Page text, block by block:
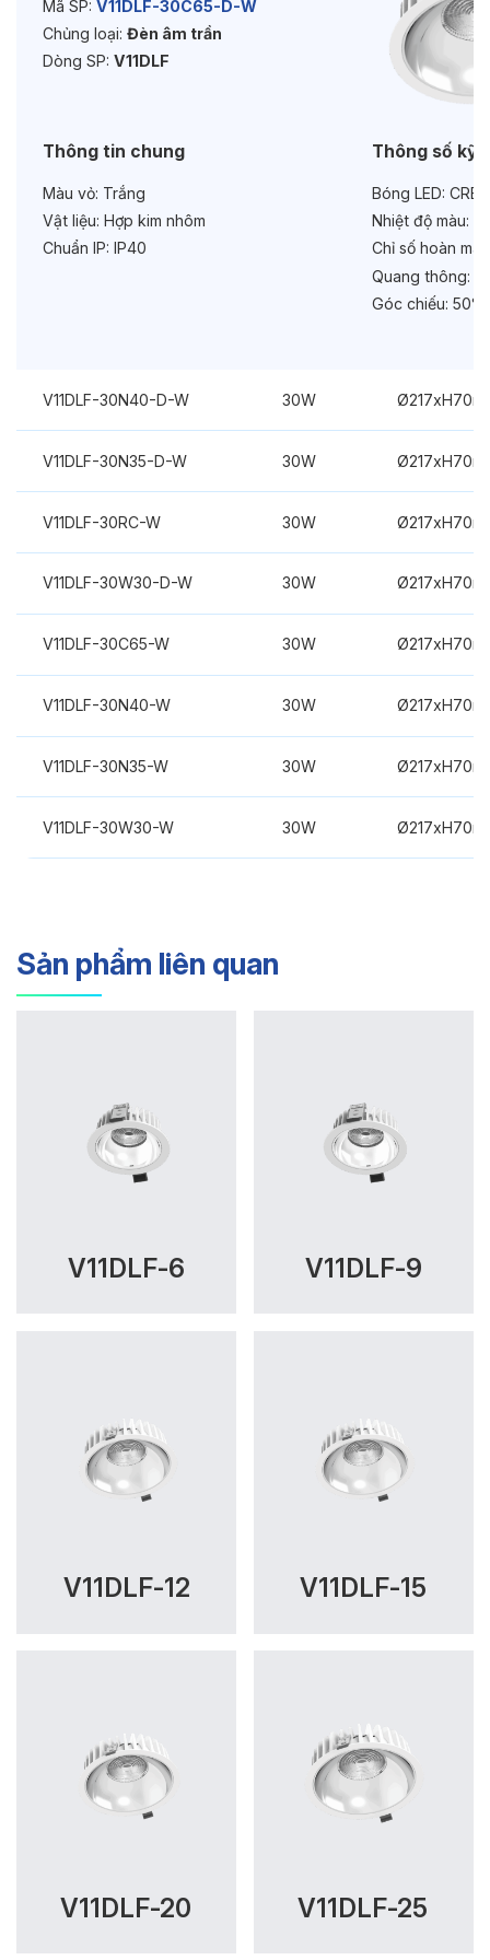
Mã SP: V11DLF-30C65-D-W
Chủng loại: Đèn âm trần
Dòng SP: V11DLF
Thông tin chung
Màu vỏ: Trắng
Vật liệu: Hợp kim nhôm
Chuẩn IP: IP40
Thông số kỹ
Bóng LED:
Nhiệt độ màu:
Chỉ số hoàn
Quang thông:
Góc chiếu: 50°
V11DLF-30N40-D-W 30W
V11DLF-30N35-D-W 30W
V11DLF-30RC-W 30W
V11DLF-30W30-D-W 30W
V11DLF-30C65-W 30W
V11DLF-30N40-W 30W
V11DLF-30N35-W 30W
V11DLF-30W30-W 30W
Sản phẩm liên quan
V11DLF-6 V11DLF-9
V11DLF-12 V11DLF-15
V11DLF-20 V11DLF-25